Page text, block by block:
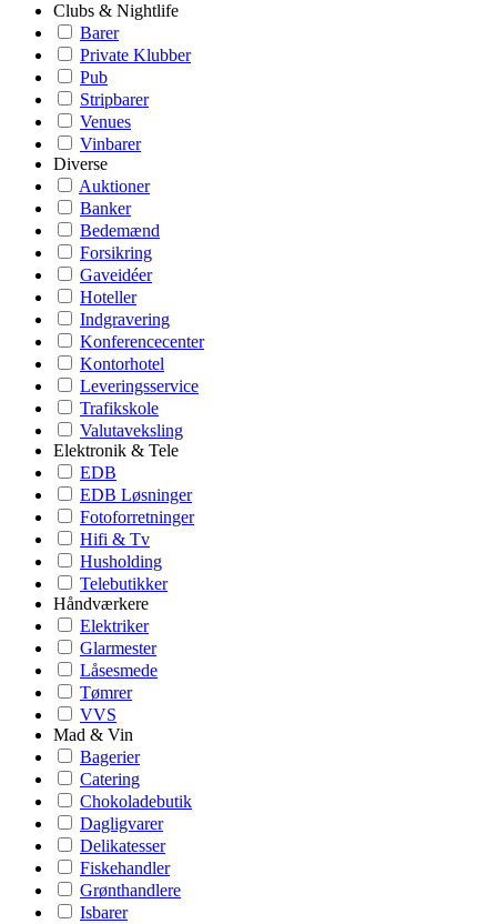
Clubs & Nightlife
Barer
Private Klubber
Pub
Stripbarer
Venues
Vinbarer
Diverse
Auktioner
Banker
Bedemænd
Forsikring
Gaveidéer
Hoteller
Indgravering
Konferencecenter
Kontorhotel
Leveringsservice
Trafikskole
Valutaveksling
Elektronik & Tele
EDB
EDB Løsninger
Fotoforretninger
Hifi & Tv
Husholding
Telebutikker
Håndværkere
Elektriker
Glarmester
Låsesmede
Tømrer
VVS
Mad & Vin
Bagerier
Catering
Chokoladebutik
Dagligvarer
Delikatesser
Fiskehandler
Grønthandlere
Isbarer